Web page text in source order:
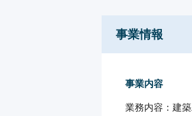
事業情報
事業内容
業務内容：建